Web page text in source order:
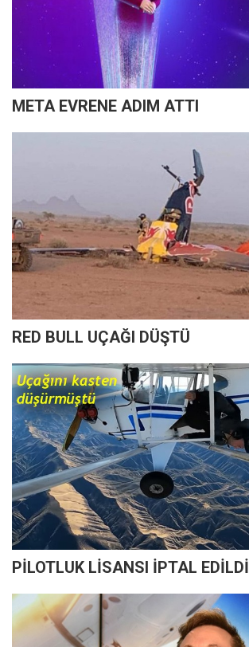
META EVRENE ADIM ATTI
RED BULL UÇAĞI DÜŞTÜ
PİLOTLUK LİSANSI İPTAL EDİLDİ